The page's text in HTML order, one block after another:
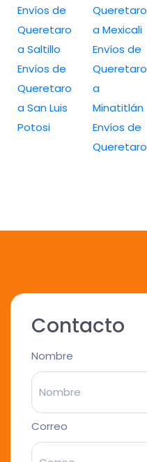
Envíos de
Queretaro
a Saltillo
Envíos de
Queretaro
a San Luis
Potosi
Queretaro
a Mexicali
Envíos de
Queretaro
a
Minatitlán
Envíos de
Queretaro
Contacto
Nombre
Correo